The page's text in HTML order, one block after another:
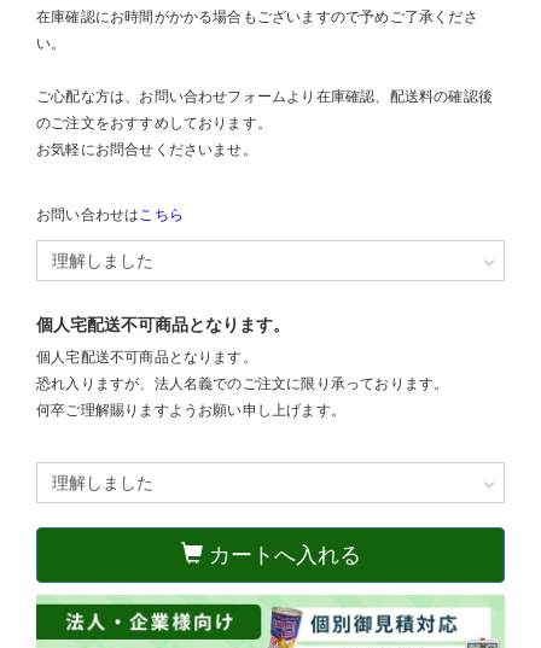
在庫確認にお時間がかかる場合もございますので予めご了承くださ
い。
ご心配な方は、お問い合わせフォームより在庫確認、配送料の確認後
のご注文をおすすめしております。
お気軽にお問合せくださいませ。
お問い合わせはこちら
個人宅配送不可商品となります。
個人宅配送不可商品となります。
恐れ入りますが、法人名義でのご注文に限り承っております。
何卒ご理解賜りますようお願い申し上げます。
カートへ入れる